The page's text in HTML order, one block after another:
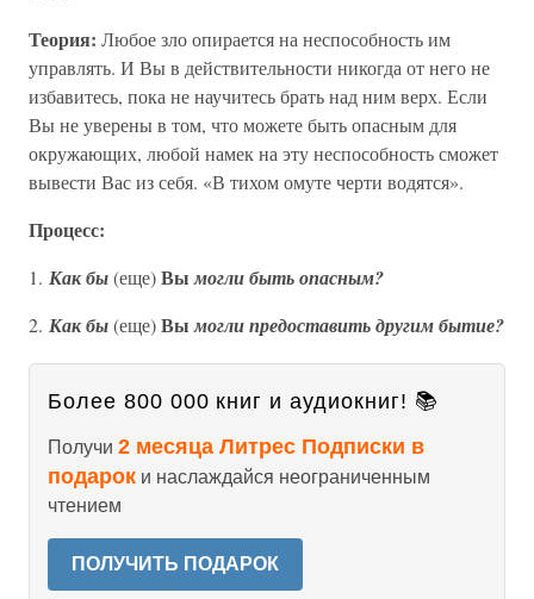
Теория: Любое зло опирается на неспособность им
управлять. И Вы в действительности никогда от него не
избавитесь, пока не научитесь брать над ним верх. Если
Вы не уверены в том, что можете быть опасным для
окружающих, любой намек на эту неспособность сможет
вывести Вас из себя. «В тихом омуте черти водятся».
Процесс:
1. Какбы(еще)Вымогли быть опасным?
2. Какбы(еще)Вымогли предоставить другим бытие?
Более 800 000 книг и аудиокниг! 📚
Получи 2 месяца Литрес Подписки в
подарок и наслаждайся неограниченным
чтением
ПОЛУЧИТЬ ПОДАРОК